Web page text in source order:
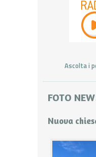
Ascolta i
FOTO
Nuova